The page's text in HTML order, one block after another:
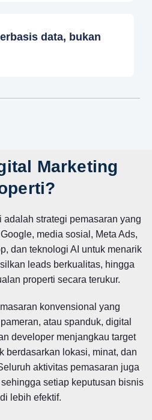
data, bukan
Marketing
adalah strategi pemasaran yang
media sosial, Meta Ads,
dan teknologi AI untuk menarik
leads berkualitas, hingga
properti secara terukur.
konvensional yang
atau spanduk, digital
developer menjangkau target
berdasarkan lokasi, minat, dan
aktivitas pemasaran juga
setiap keputusan bisnis
lebih efektif.